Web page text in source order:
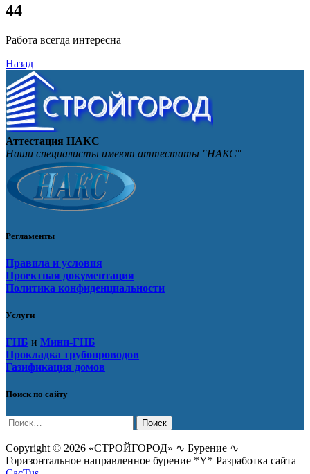
44
Работа всегда интересна
Назад
Аттестация НАКС
Наши специалисты имеют аттестаты "НАКС"
Регламенты
Правила и условия
Проектная документация
Политика конфиденциальности
Услуги
ГНБ и Мини-ГНБ
Прокладка трубопроводов
Газификация домов
Поиск по сайту
Найти:
Copyright © 2026 «СТРОЙГОРОД» ∿ Бурение ∿
Горизонтальное направленное бурение *Y* Разработка сайта